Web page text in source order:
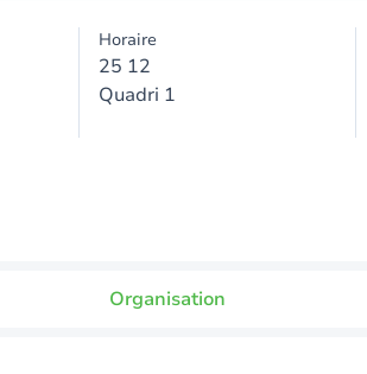
Horaire
25 12
Quadri 1
Organisation